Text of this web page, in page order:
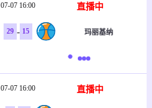
07-07 16:00 直播中
29 - 15 玛丽基纳
07-07 16:00 直播中